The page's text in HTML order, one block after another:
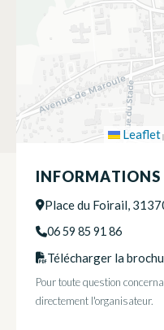
Leaflet|
INFORMATIONS
Place du Foirail,
06 59 85 91 86
Télécharger la
Pour toute question
directement l'organisateur.